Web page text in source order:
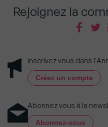
Rejoignez la
Inscrivez vous dans
Créez un compte
Abonnez vous à la
Abonnez-vous